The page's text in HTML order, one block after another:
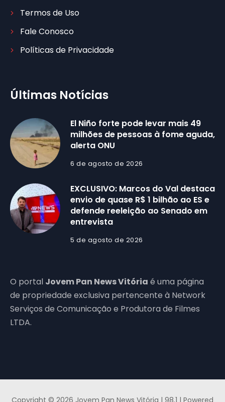
Termos de Uso
Fale Conosco
Políticas de Privacidade
Últimas Notícias
El Niño forte pode levar mais 49
milhões de pessoas à fome aguda,
alerta ONU
6 de agosto de 2026
EXCLUSIVO: Marcos do Val destaca
envio de quase R$ 1 bilhão ao ES e
defende reeleição ao Senado em
entrevista
5 de agosto de 2026
O portal Jovem Pan News Vitória é uma página
de propriedade exclusiva pertencente à Network
Serviços de Comunicação e Produtora de Filmes
LTDA.
Copyright © 2026 Jovem Pan News Vitória | 98.1 | Powered